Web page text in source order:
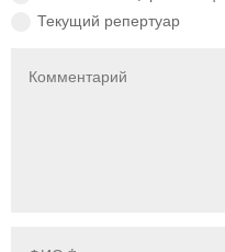
Текущий репертуар